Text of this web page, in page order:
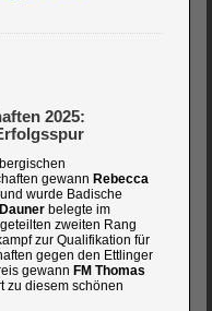
2025:
gewann Rebecca
wurde Badische
belegte im
zweiten Rang
zur Qualifikation für
gegen den Ettlinger
gewann FM Thomas
zu diesem schönen